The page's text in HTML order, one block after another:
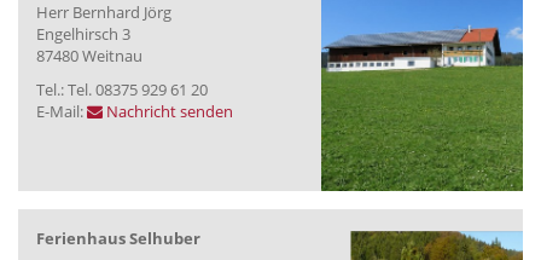
Herr Bernhard Jörg
Engelhirsch 3
87480 Weitnau
Tel.: Tel. 08375 929 61 20
E-Mail:
Nachricht senden
Ferienhaus Selhuber